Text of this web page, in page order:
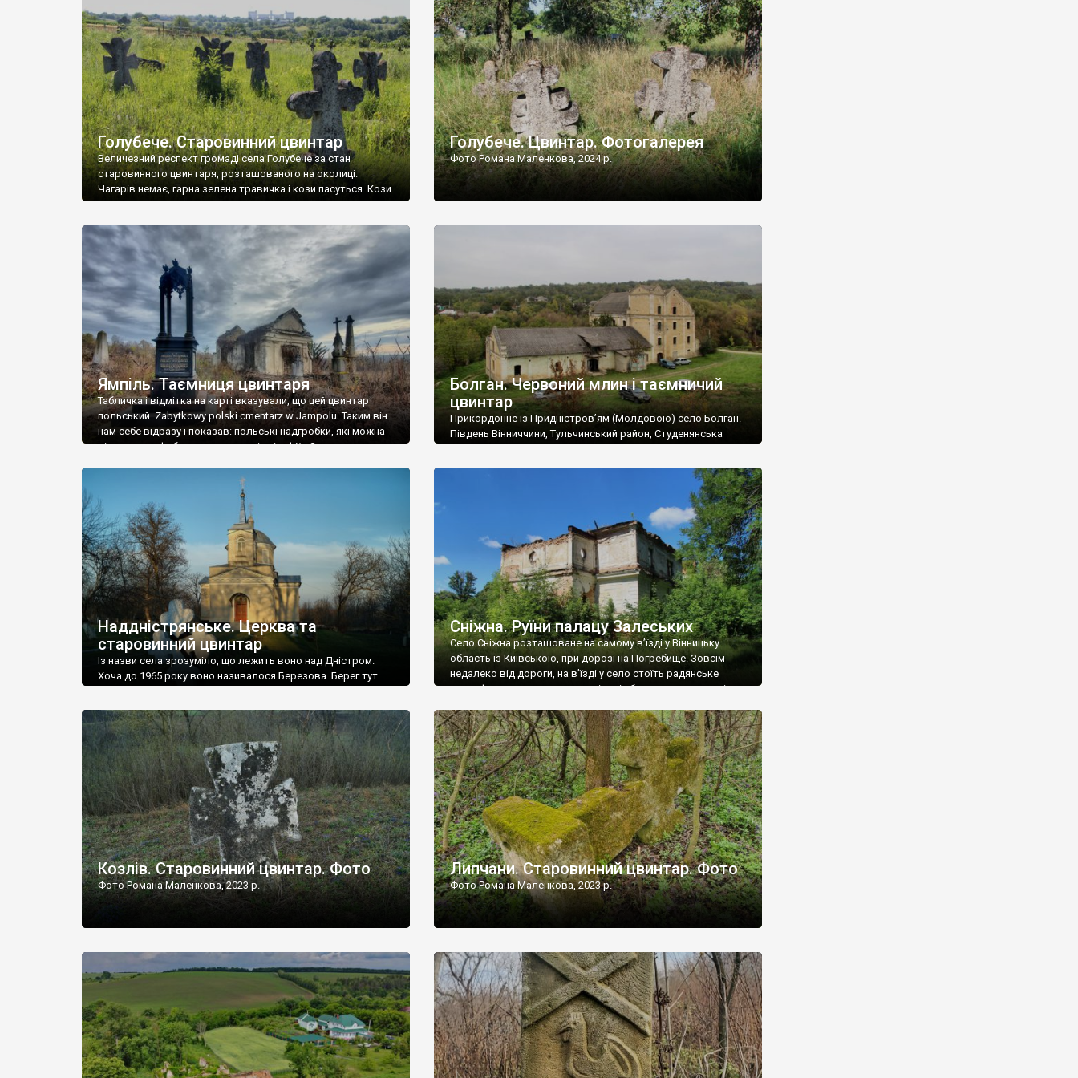
[…]
Голубече. Старовинний цвинтар
Величезний респект громаді села Голубече за стан
старовинного цвинтаря, розташованого на околиці.
Чагарів немає, гарна зелена травичка і кози пасуться. Кози
– найкращий регулятор шкідливої, для старих кладовищ,
бруньками, кози ті бруньки обгризають, бо то улюблений
делікатес. На цвинтарі у Голубечому ціла колекція
різноманітних форм хрестів. Село відносно невелике, […]
Голубече. Цвинтар. Фотогалерея
Фото Романа Маленкова, 2024 р.
Ямпіль. Таємниця цвинтаря
Табличка і відмітка на карті вказували, що цей цвинтар
польський. Zabytkowy polski cmentarz w Jampolu. Таким він
нам себе відразу і показав: польські надгробки, які можна
віднести до фабричних, польські епітафії… Загалом цвинтар
виявилося більше семи гектарів. Перше враження про
абсолютну звичайність польського цвинтаря виявилося
оманливим – […]
Болган. Червоний млин і таємничий
цвинтар
Прикордонне із Придністров’ям (Молдовою) село Болган.
Південь Вінниччини, Тульчинський район, Студенянська
старовинний цвинтар із кам’яними хрестами. Всі епітафії, які
збереглися, написані кирилицею, церковнослов’янською
мовою. За всіма традиційними ознаками – цвинтар
український. Хрести датуються 19 століттям. У 1924-1940
роках Болган […]
Наддністрянське. Церква та
старовинний цвинтар
Із назви села зрозуміло, що лежить воно над Дністром.
Хоча до 1965 року воно називалося Березова. Берег тут
Наддністрянське відрізняється від більшості навколишніх
сіл. У селі є мурована Михайлівська церква. Точної дати […]
Сніжна. Руїни палацу Залеських
Село Сніжна розташоване на самому в’їзді у Вінницьку
область із Київською, при дорозі на Погребище. Зовсім
недалеко від дороги, на в’їзді у село стоїть радянське
рельєфне пано, яке показує жінку і яблуню, а трохи далі,
дороги їх не видно, але видно дві стареньких колії у траві –
[…]
Козлів. Старовинний цвинтар. Фото
Фото Романа Маленкова, 2023 р.
Липчани. Старовинний цвинтар. Фото
Фото Романа Маленкова, 2023 р.